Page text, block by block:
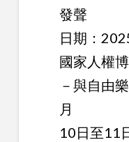
發聲
日期：
國家人權
－與自由
月
10日至11